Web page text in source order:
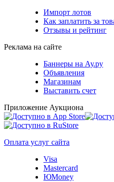
Импорт лотов
Как заплатить за
Отзывы и рейтинг
Реклама на сайте
Баннеры на Ау.ру
Объявления
Магазинам
Выставить счет
Приложение Аукциона
Оплата услуг сайта
Visa
Mastercard
ЮMoney